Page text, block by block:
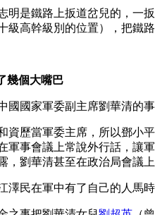
明是鐵路上扳道岔兒的，一
級高幹級別的位置），把鐵
幾個大嘴巴
國國家軍委副主席劉華清的事
資歷當軍委主席，所以鄧小
軍事會議上常說外行話，讓
，劉華清甚至在政治局會議
澤民在軍中有了自己的人馬